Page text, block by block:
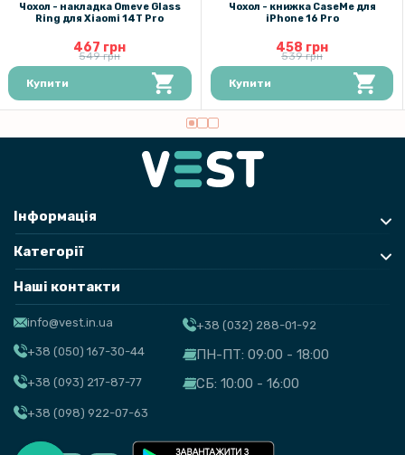
299 грн
Чохол - накладка TPU Color Matte Ring для Xiaomi 14T Pro
Чохол - накладка Omeve Glass
Ring для Xiaomi 14T Pro
467 грн
549 грн
Купити
Чохол - книжка CaseMe для
iPhone 16 Pro
458 грн
539 грн
Купити
Інформація
Категорії
Наші контакти
info@vest.in.ua
+38 (050) 167-30-44
+38 (093) 217-87-77
+38 (098) 922-07-63
+38 (032) 288-01-92
ПН-ПТ: 09:00 - 18:00
СБ: 10:00 - 16:00